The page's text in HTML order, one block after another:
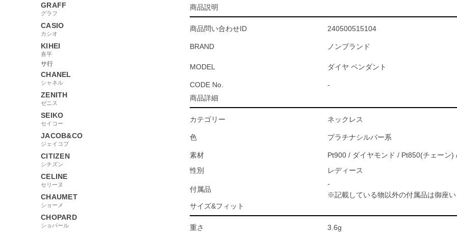
GRAFF
グラフ
CASIO
カシオ
KIHEI
喜平
サ行
CHANEL
シャネル
ZENITH
ゼニス
SEIKO
セイコー
JACOB&CO
ジェイコブ
CITIZEN
シチズン
CELINE
セリーヌ
CHAUMET
ショーメ
CHOPARD
ショパール
商品説明
商品問い合わせID 240500515104
BRAND ノンブランド
MODEL ダイヤ ペンダント
CODE No.
-
商品詳細
カテゴリー ネックレス
色 プラチナシルバー系
素材
Pt900 / ダイヤモンド / Pt850(チェーン)
性別
レディース
付属品
-
※記載している物以外の付属品は御座
サイズ&フィット
重さ
3.6g